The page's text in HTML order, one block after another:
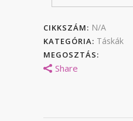
CIKKSZÁM: N/A
KATEGÓRIA: Táskák
MEGOSZTÁS:
Share